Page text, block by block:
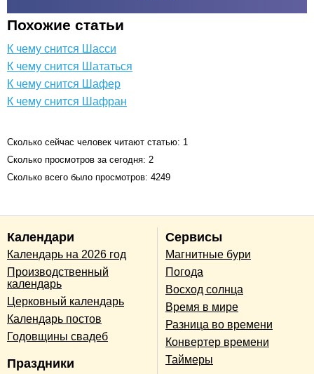
Похожие статьи
К чему снится Шасси
К чему снится Шататься
К чему снится Шафер
К чему снится Шафран
Сколько сейчас человек читают статью: 1
Сколько просмотров за сегодня: 2
Сколько всего было просмотров: 4249
Календари
Календарь на 2026 год
Производственный
календарь
Церковный календарь
Календарь постов
Годовщины свадеб
Праздники
Сервисы
Магнитные бури
Погода
Восход солнца
Время в мире
Разница во времени
Конвертер времени
Таймеры